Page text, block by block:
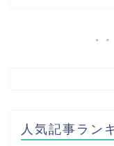
人気記事ラン